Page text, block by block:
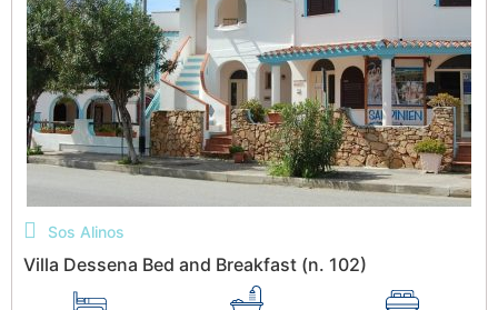
Sos Alinos
Villa Dessena Bed and Breakfast (n. 102)